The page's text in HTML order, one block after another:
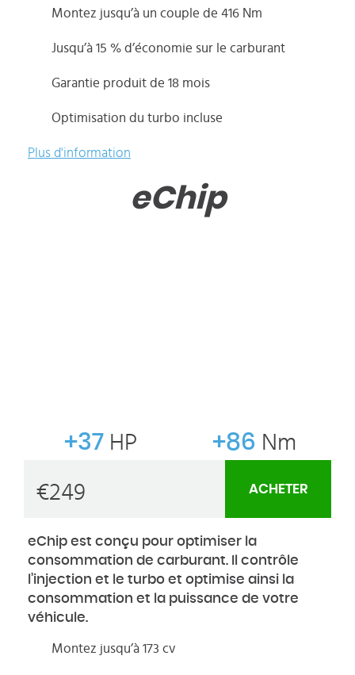
Montez jusqu’à un couple de 416 Nm
Jusqu’à 15 % d’économie sur le carburant
Garantie produit de 18 mois
Optimisation du turbo incluse
Plus d'information
eChip
+37 HP +86 Nm
€249 ACHETER
eChip est conçu pour optimiser la
consommation de carburant. Il contrôle
l’injection et le turbo et optimise ainsi la
consommation et la puissance de votre
véhicule.
Montez jusqu’à 173 cv